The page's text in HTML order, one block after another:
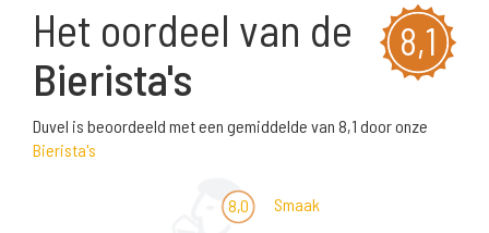
8,1
Het oordeel van de
Bierista's
Duvel is beoordeeld met een gemiddelde van 8,1 door onze
Bierista's
8,0 Smaak